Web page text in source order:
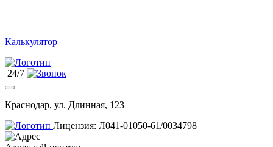
Калькулятор
24/7
Краснодар, ул. Длинная, 123
Лицензия: Л041-01050-61/0034798